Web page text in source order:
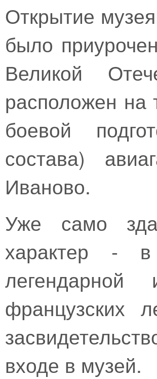
Открытие
было
Великой
расположен
боевой
состава)
Иваново.
Уже само
характер -
легендарной
французских
входе в музей.